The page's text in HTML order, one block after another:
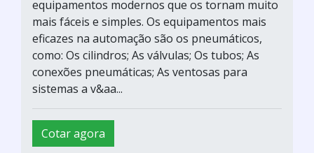
equipamentos modernos que os tornam muito
mais fáceis e simples. Os equipamentos mais
eficazes na automação são os pneumáticos,
como: Os cilindros; As válvulas; Os tubos; As
conexões pneumáticas; As ventosas para
sistemas a v&aa...
Cotar agora